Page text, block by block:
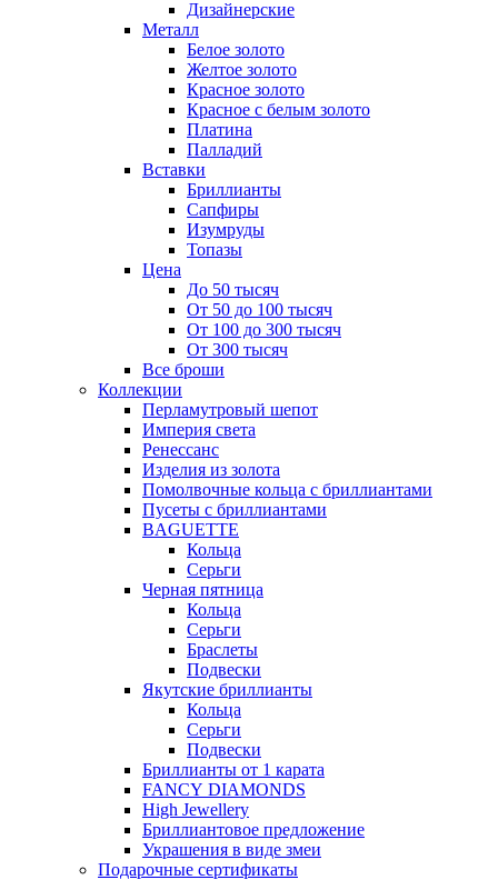
Дизайнерские
Металл
Белое золото
Желтое золото
Красное золото
Красное с белым золото
Платина
Палладий
Вставки
Бриллианты
Сапфиры
Изумруды
Топазы
Цена
До 50 тысяч
От 50 до 100 тысяч
От 100 до 300 тысяч
От 300 тысяч
Все броши
Коллекции
Перламутровый шепот
Империя света
Ренессанс
Изделия из золота
Помолвочные кольца с бриллиантами
Пусеты с бриллиантами
BAGUETTE
Кольца
Серьги
Черная пятница
Кольца
Серьги
Браслеты
Подвески
Якутские бриллианты
Кольца
Серьги
Подвески
Бриллианты от 1 карата
FANCY DIAMONDS
High Jewellery
Бриллиантовое предложение
Украшения в виде змеи
Подарочные сертификаты